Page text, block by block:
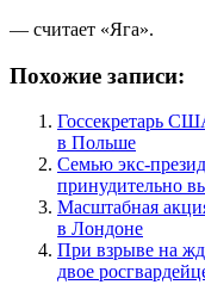
— считает «Яга».
Похожие записи:
Госсекретарь
в Польше
Семью экс-
принудительно
Масштабная
в Лондоне
При взрыве на
двое